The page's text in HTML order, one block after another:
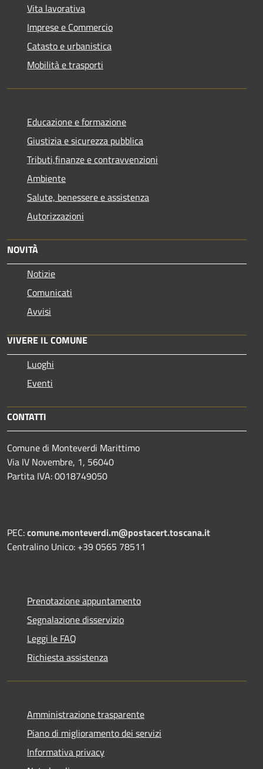
Vita lavorativa
Imprese e Commercio
Catasto e urbanistica
Mobilità e trasporti
Educazione e formazione
Giustizia e sicurezza pubblica
Tributi,finanze e contravvenzioni
Ambiente
Salute, benessere e assistenza
Autorizzazioni
NOVITÀ
Notizie
Comunicati
Avvisi
VIVERE IL COMUNE
Luoghi
Eventi
CONTATTI
Comune di Monteverdi Marittimo
Via IV Novembre, 1, 56040
Partita IVA: 0018749050
PEC:comune.monteverdi.m@postacert.toscana.it
Centralino Unico: +39 0565 78511
Prenotazione appuntamento
Segnalazione disservizio
Leggi le FAQ
Richiesta assistenza
Amministrazione trasparente
Piano di miglioramento dei servizi
Informativa privacy